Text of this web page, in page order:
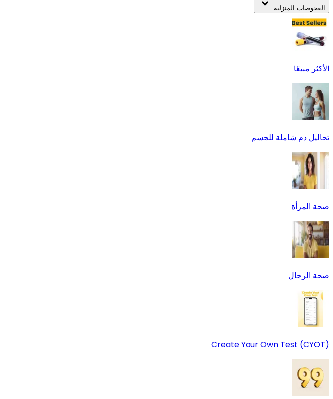
الفحوصات المنزلية
الأكثر مبيعًا
تحاليل دم شاملة للجسم
صحة المرأة
صحة الرجال
Create Your Own Test (CYOT)